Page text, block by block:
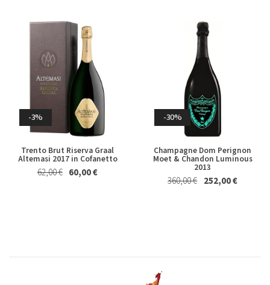
-4%
Marsala Superiore Riserva
Semisecco Oltre 4 Anni Florio
19,80 € 19,00 €
-2%
Albero Piatto di Cioccolato al
Latte Majani 250 Gr
24,50 € 24,00 €
-3%
Trento Brut Riserva Graal
Altemasi 2017 in Cofanetto
62,00 € 60,00 €
-30%
Champagne Dom Perignon
Moet & Chandon Luminous
2013
360,00 € 252,00 €